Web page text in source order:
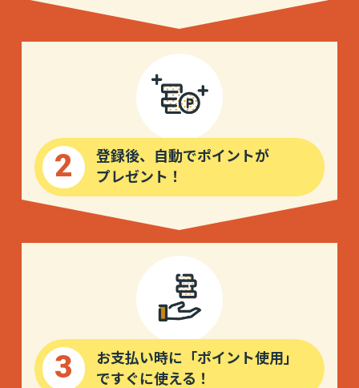
2
登録後、自動でポイントが
プレゼント！
3
お支払い時に「ポイント使用」
ですぐに使える！